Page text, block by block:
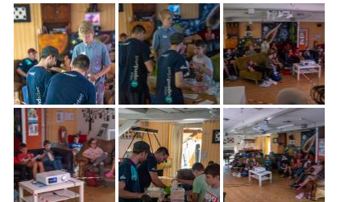
News
Newsletter